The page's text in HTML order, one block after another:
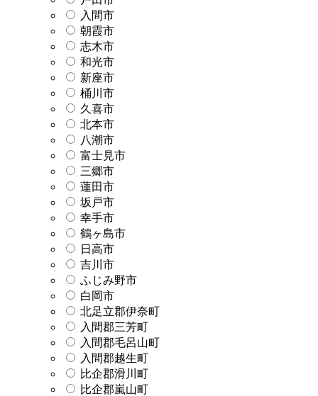
入間市
朝霞市
志木市
和光市
新座市
桶川市
久喜市
北本市
八潮市
富士見市
三郷市
蓮田市
坂戸市
幸手市
鶴ヶ島市
日高市
吉川市
ふじみ野市
白岡市
北足立郡伊奈町
入間郡三芳町
入間郡毛呂山町
入間郡越生町
比企郡滑川町
比企郡嵐山町